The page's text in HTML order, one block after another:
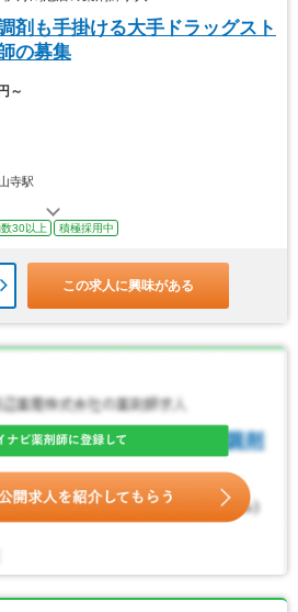
剤も手掛ける大手ドラッグスト
の募集
～
寺駅
30以上 積極採用中
この求人に興味がある